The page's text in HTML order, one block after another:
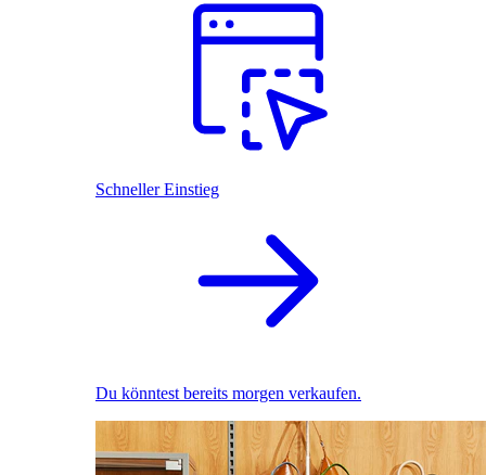
Schneller Einstieg
Du könntest bereits morgen verkaufen.